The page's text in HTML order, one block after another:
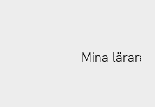
har tillgång till
Mina lärare